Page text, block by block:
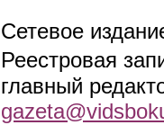
Сетевое
Реестровая
главный